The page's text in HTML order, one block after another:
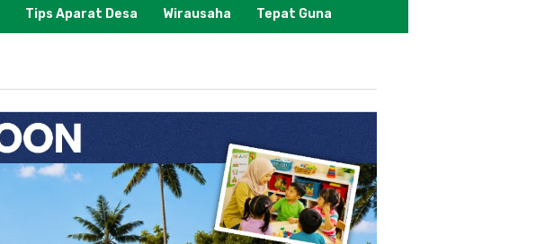
Tips Aparat Desa Wirausaha Tepat Guna